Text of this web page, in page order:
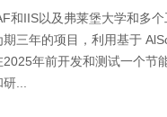
和IIS以及弗莱堡大学和多
三年的项目，利用基于
年前开发和测试一个节
...